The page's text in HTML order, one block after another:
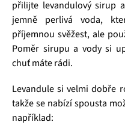
přilijte levandulový sirup
jemně perlivá voda,
příjemnou svěžest, ale
Poměr sirupu a vody si
chuť máte rádi.
Levandule si velmi dobře
takže se nabízí spousta
například: